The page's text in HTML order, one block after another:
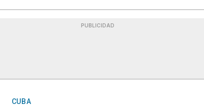
PUBLICIDAD
CUBA